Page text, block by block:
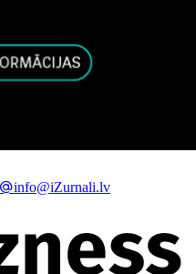
info@iZurnali.lv